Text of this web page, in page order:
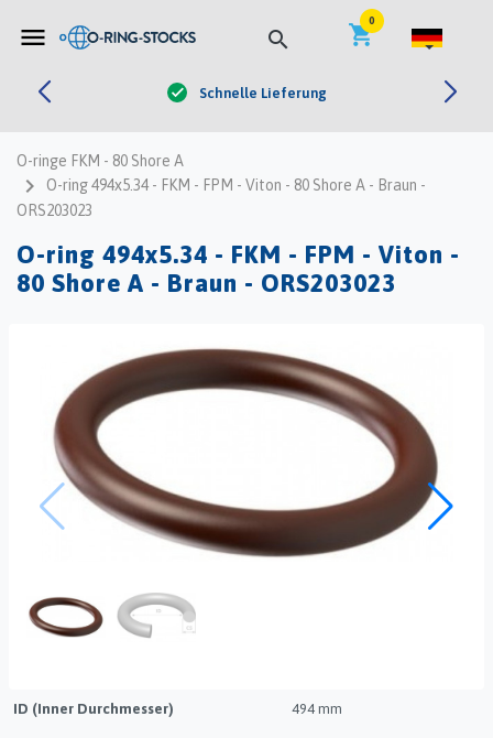
menu search shopping_cart
0
check Schnelle Lieferung
O-ringe FKM - 80 Shore A
navigate_next
O-ring 494x5.34 - FKM - FPM - Viton - 80 Shore A - Braun -
ORS203023
O-ring 494x5.34 - FKM - FPM - Viton -
80 Shore A - Braun - ORS203023


ID (Inner Durchmesser) 494 mm